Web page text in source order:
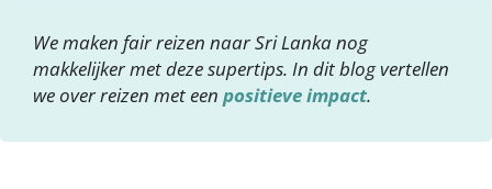
We maken fair reizen naar Sri Lanka nog
makkelijker met deze supertips. In dit blog vertellen
we over reizen met een positieve impact.